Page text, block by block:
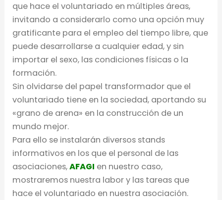
que hace el voluntariado en múltiples áreas,
invitando a considerarlo como una opción muy
gratificante para el empleo del tiempo libre, que
puede desarrollarse a cualquier edad, y sin
importar el sexo, las condiciones físicas o la
formación.
Sin olvidarse del papel transformador que el
voluntariado tiene en la sociedad, aportando su
«grano de arena» en la construcción de un
mundo mejor.
Para ello se instalarán diversos stands
informativos en los que el personal de las
asociaciones,AFAGI en nuestro caso,
mostraremos nuestra labor y las tareas que
hace el voluntariado en nuestra asociación.